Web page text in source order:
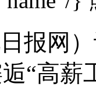
报网
“高薪